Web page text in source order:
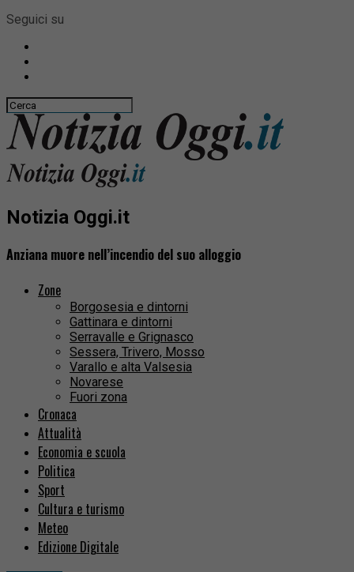
Seguici su
Notizia Oggi.it
Anziana muore nell’incendio del suo alloggio
Zone
Borgosesia e dintorni
Gattinara e dintorni
Serravalle e Grignasco
Sessera, Trivero, Mosso
Varallo e alta Valsesia
Novarese
Fuori zona
Cronaca
Attualità
Economia e scuola
Politica
Sport
Cultura e turismo
Meteo
Edizione Digitale